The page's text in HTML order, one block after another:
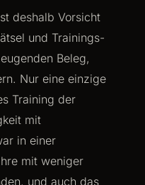
deshalb Vorsicht
und Trainings-
Beleg,
Nur eine einzige
Training der
mit
in einer
mit weniger
und auch das